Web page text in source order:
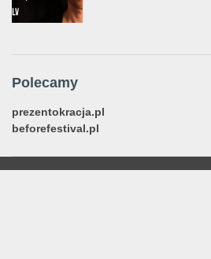
Polecamy
prezentokracja.pl
beforefestival.pl